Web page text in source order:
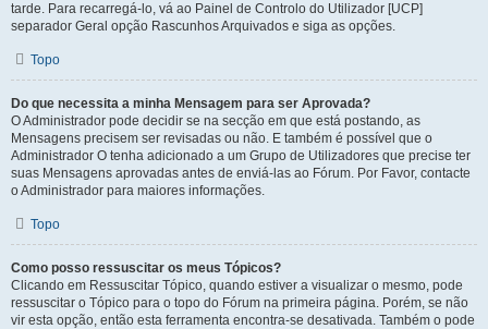
tarde. Para recarregá-lo, vá ao Painel de Controlo do Utilizador [UCP]
separador Geral opção Rascunhos Arquivados e siga as opções.
Topo
Do que necessita a minha Mensagem para ser Aprovada?
O Administrador pode decidir se na secção em que está postando, as
Mensagens precisem ser revisadas ou não. E também é possível que o
Administrador O tenha adicionado a um Grupo de Utilizadores que precise ter
suas Mensagens aprovadas antes de enviá-las ao Fórum. Por Favor, contacte
o Administrador para maiores informações.
Topo
Como posso ressuscitar os meus Tópicos?
Clicando em Ressuscitar Tópico, quando estiver a visualizar o mesmo, pode
ressuscitar o Tópico para o topo do Fórum na primeira página. Porém, se não
vir esta opção, então esta ferramenta encontra-se desativada. Também o pode